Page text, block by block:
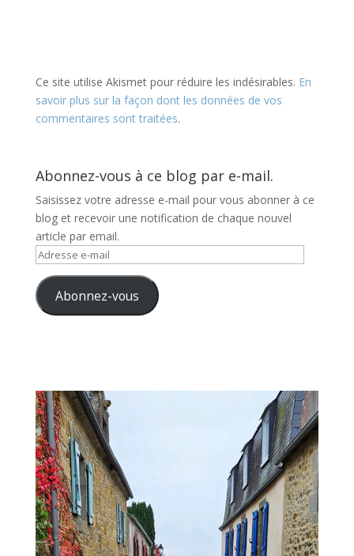
Ce site utilise Akismet pour réduire les indésirables. En
savoir plus sur la façon dont les données de vos
commentaires sont traitées.
Abonnez-vous à ce blog par e-mail.
Saisissez votre adresse e-mail pour vous abonner à ce
blog et recevoir une notification de chaque nouvel
article par email.
Adresse
mail Abonnez-vous